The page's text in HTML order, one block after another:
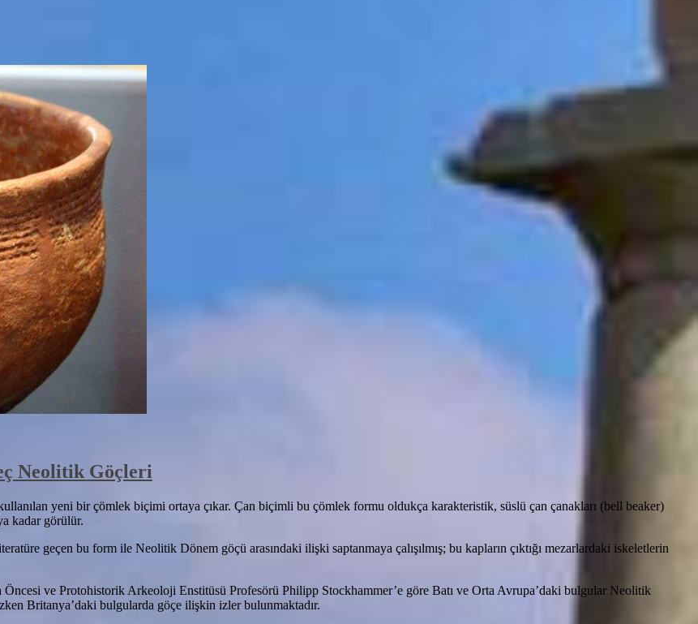
Neolitik Göçleri
yeni bir çömlek biçimi ortaya çıkar. Çan biçimli bu çömlek formu oldukça karakteristik, süslü çan çanakları (bell beaker)
kadar görülür.
geçen bu form ile Neolitik Dönem göçü arasındaki ilişki saptanmaya çalışılmış; bu kapların çıktığı mezarlardaki iskeletlerin
ve Protohistorik Arkeoloji Enstitüsü Profesörü Philipp Stockhammer’e göre Batı ve Orta Avrupa’daki bulgular Neolitik
Britanya’daki bulgularda göçe ilişkin izler bulunmaktadır.